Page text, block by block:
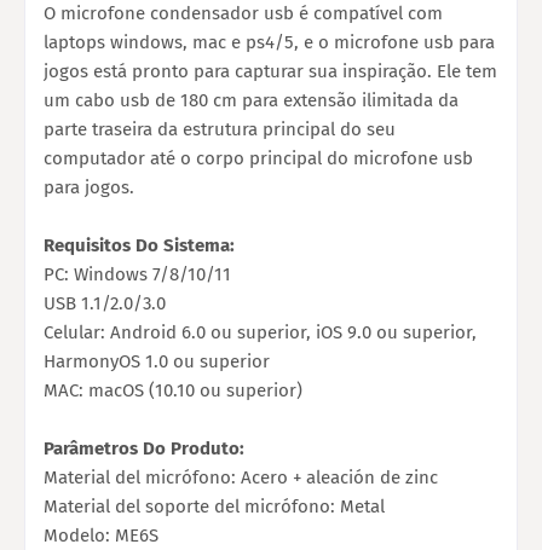
O microfone condensador usb é compatível com
laptops windows, mac e ps4/5, e o microfone usb para
jogos está pronto para capturar sua inspiração. Ele tem
um cabo usb de 180 cm para extensão ilimitada da
parte traseira da estrutura principal do seu
computador até o corpo principal do microfone usb
para jogos.
Requisitos Do Sistema:
PC: Windows 7/8/10/11
USB 1.1/2.0/3.0
Celular: Android 6.0 ou superior, iOS 9.0 ou superior,
HarmonyOS 1.0 ou superior
MAC: macOS (10.10 ou superior)
Parâmetros Do Produto:
Material del micrófono: Acero + aleación de zinc
Material del soporte del micrófono: Metal
Modelo: ME6S